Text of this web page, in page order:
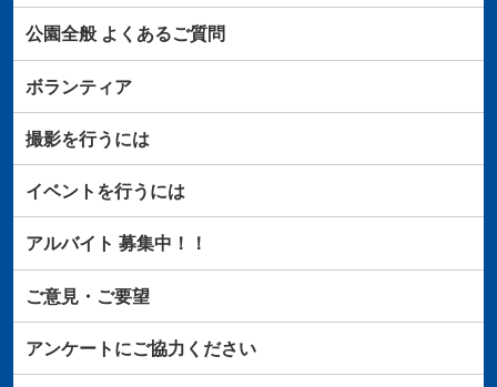
公園全般よくあるご質問
ボランティア
撮影を行うには
イベントを行うには
アルバイト 募集中！！
ご意見・ご要望
アンケートにご協力ください